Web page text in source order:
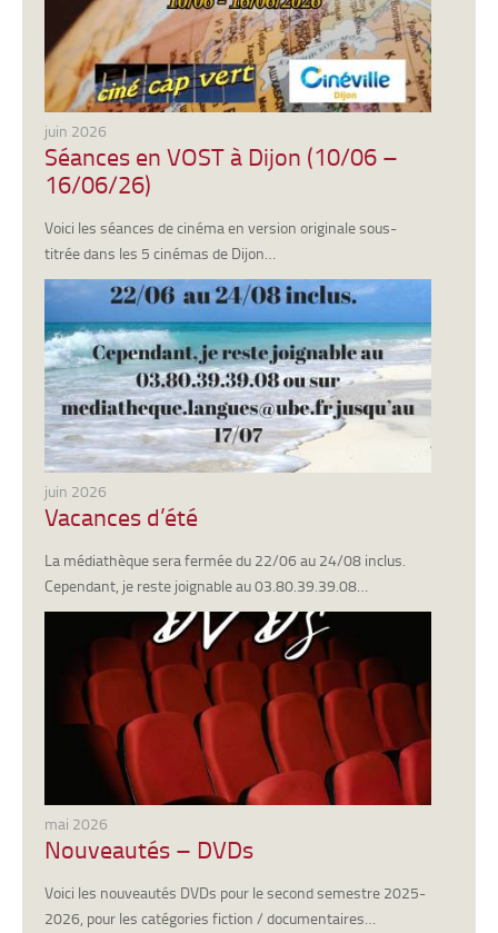
juin 2026
Séances en VOST à Dijon (10/06 –
16/06/26)
Voici les séances de cinéma en version originale sous-
titrée dans les 5 cinémas de Dijon…
juin 2026
Vacances d’été
La médiathèque sera fermée du 22/06 au 24/08 inclus.
Cependant, je reste joignable au 03.80.39.39.08…
mai 2026
Nouveautés – DVDs
Voici les nouveautés DVDs pour le second semestre 2025-
2026, pour les catégories fiction / documentaires…